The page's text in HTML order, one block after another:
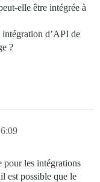
elle être intégrée à
intégration d’API de
?
pour les intégrations
est possible que le